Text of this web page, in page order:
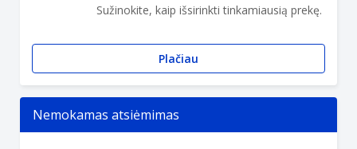
Sužinokite, kaip išsirinkti tinkamiausią prekę.
Plačiau
Nemokamas atsiėmimas